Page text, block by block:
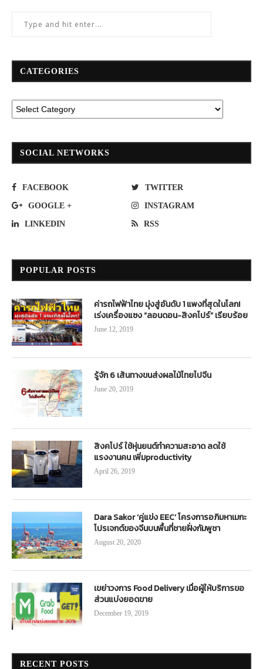
CATEGORIES
SOCIAL NETWORKS
FACEBOOK TWITTER
GOOGLE + INSTAGRAM
LINKEDIN RSS
POPULAR POSTS
ค่ารถไฟฟ้าไทย มุ่งสู่อันดับ 1 แพงที่สุดในโลก!
เร่งเครื่องแซง “ลอนดอน-สิงคโปร์” เรียบร้อย
June 12, 2019
รู้จัก 6 เส้นทางขนส่งผลไม้ไทยไปจีน
June 20, 2019
สิงคโปร์ ใช้หุ่นยนต์ทำความสะอาด ลดใช้
แรงงานคน เพิ่มproductivity
April 26, 2019
Dara Sakor ‘คู่แข่ง EEC’ โครงการอภิมหาเมกะ
โปรเจกต์ของจีนบนพื้นที่ชายฝั่งกัมพูชา
August 20, 2020
เขย่าวงการ Food Delivery เมื่อผู้ให้บริการขอ
ส่วนแบ่งยอดขาย
December 19, 2019
RECENT POSTS